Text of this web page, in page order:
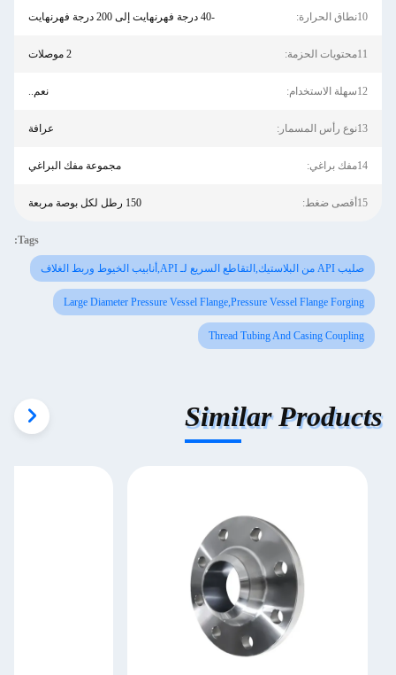
10نطاق الحرارة: -40 درجة فهرنهايت إلى 200 درجة فهرنهايت
11محتويات الحزمة: 2 موصلات
12سهلة الاستخدام: نعم..
13نوع رأس المسمار: عرافة
14مفك براغي: مجموعة مفك البراغي
15أقصى ضغط: 150 رطل لكل بوصة مربعة
Tags:
صليب API من البلاستيك,التقاطع السريع لـ API,أنابيب الخيوط وربط الغلاف
Large Diameter Pressure Vessel Flange,Pressure Vessel Flange Forging
Thread Tubing And Casing Coupling
Similar Products